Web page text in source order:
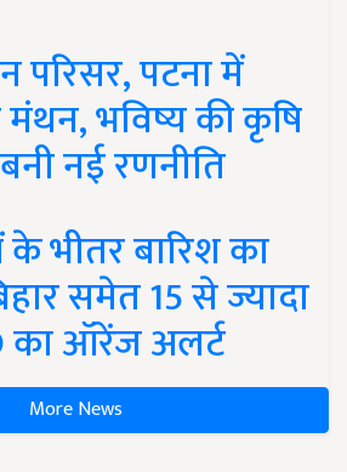
परिसर, पटना में
मंथन, भविष्य की कृषि
नई रणनीति
भीतर बारिश का
समेत 15 से ज्यादा
का ऑरेंज अलर्ट
More News